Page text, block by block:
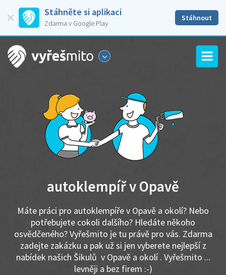
Stáhněte si aplikaci
Zdarma v Google Play
Stáhnout
autoklempíř v Opavě
Máte práci pro autoklempíře v Opavě a okolí? Nebo
potřebujete cokoli dalšího? Hledáte někoho
osvědčeného? Vyřešmito je tu právě pro vás. Zdarma
zadejte zakázku a pak už si jen vyberete nejlepší z
nabídek našich Šikulů v Opavě a okolí . Vyřešmito ...
levněji a bez firem :-)